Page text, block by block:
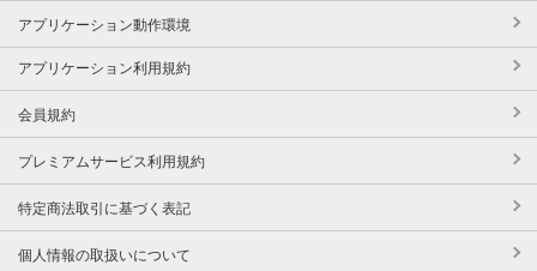
アプリケーション動作環境
アプリケーション利用規約
会員規約
プレミアムサービス利用規約
特定商法取引に基づく表記
個人情報の取扱いについて